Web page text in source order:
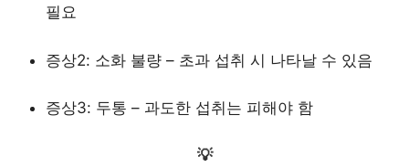
필요
증상2: 소화 불량 – 초과 섭취 시 나타날 수 있음
증상3: 두통 – 과도한 섭취는 피해야 함
💡